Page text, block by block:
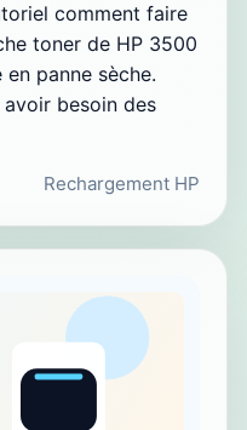
comment faire
toner de HP 3500
panne sèche.
avoir besoin des
Rechargement HP